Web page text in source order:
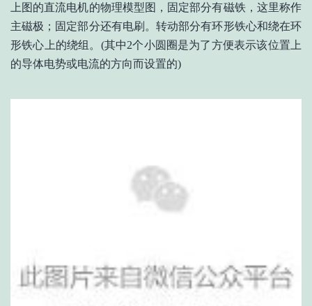
上图的直流电机的物理模型图，固定部分有磁铁，这里称作
主磁极；固定部分还有电刷。转动部分有环形铁心和绕在环
形铁心上的绕组。(其中2个小圆圈是为了方便表示该位置上
的导体电势或电流的方向而设置的)